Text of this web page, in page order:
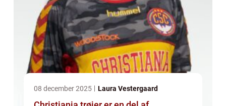
08 december 2025 Laura Vestergaard